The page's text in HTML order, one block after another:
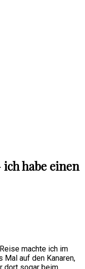
habe einen
machte ich im
Mal auf den Kanaren,
dort sogar beim